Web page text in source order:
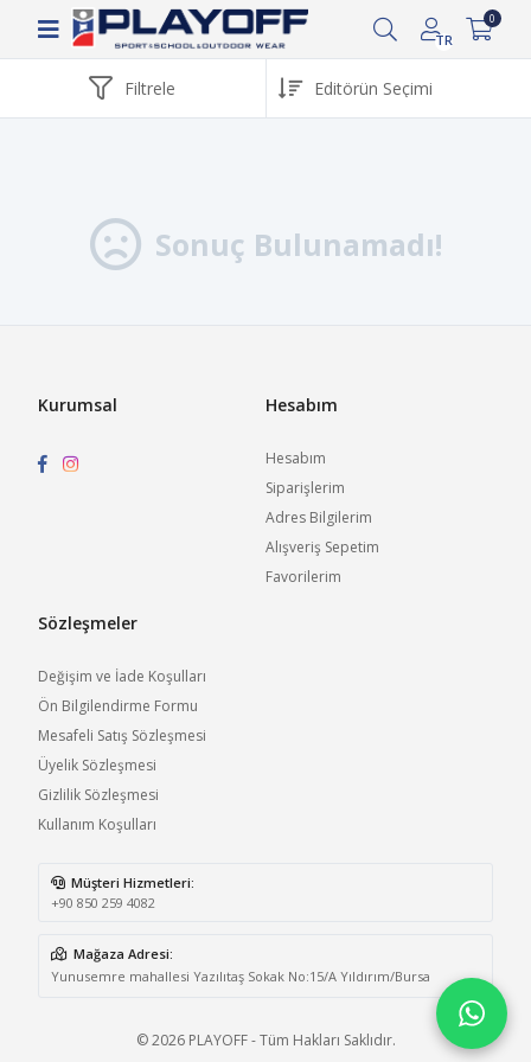
Siparişin 2-8 iş günü arasında kargoya verilecektir.
TR
0
Filtrele
Sonuç Bulunamadı!
Kurumsal Hesabım
Hesabım
Siparişlerim
Adres Bilgilerim
Alışveriş Sepetim
Favorilerim
Sözleşmeler
Değişim ve İade Koşulları
Ön Bilgilendirme Formu
Mesafeli Satış Sözleşmesi
Üyelik Sözleşmesi
Gizlilik Sözleşmesi
Kullanım Koşulları
Müşteri Hizmetleri:
+90 850 259 4082
Mağaza Adresi:
Yunusemre mahallesi Yazılıtaş Sokak No:15/A Yıldırım/Bursa
© 2026 PLAYOFF - Tüm Hakları Saklıdır.